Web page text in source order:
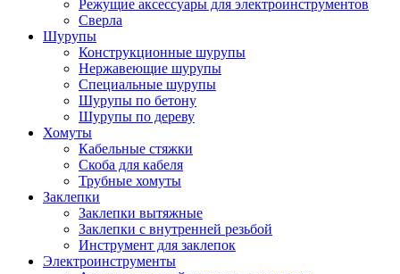
Режущие аксессуары для электроинструментов
Сверла
Шурупы
Конструкционные шурупы
Нержавеющие шурупы
Специальные шурупы
Шурупы по бетону
Шурупы по дереву
Хомуты
Кабельные стяжки
Скоба для кабеля
Трубные хомуты
Заклепки
Заклепки вытяжные
Заклепки с внутренней резьбой
Инструмент для заклепок
Электроинструменты